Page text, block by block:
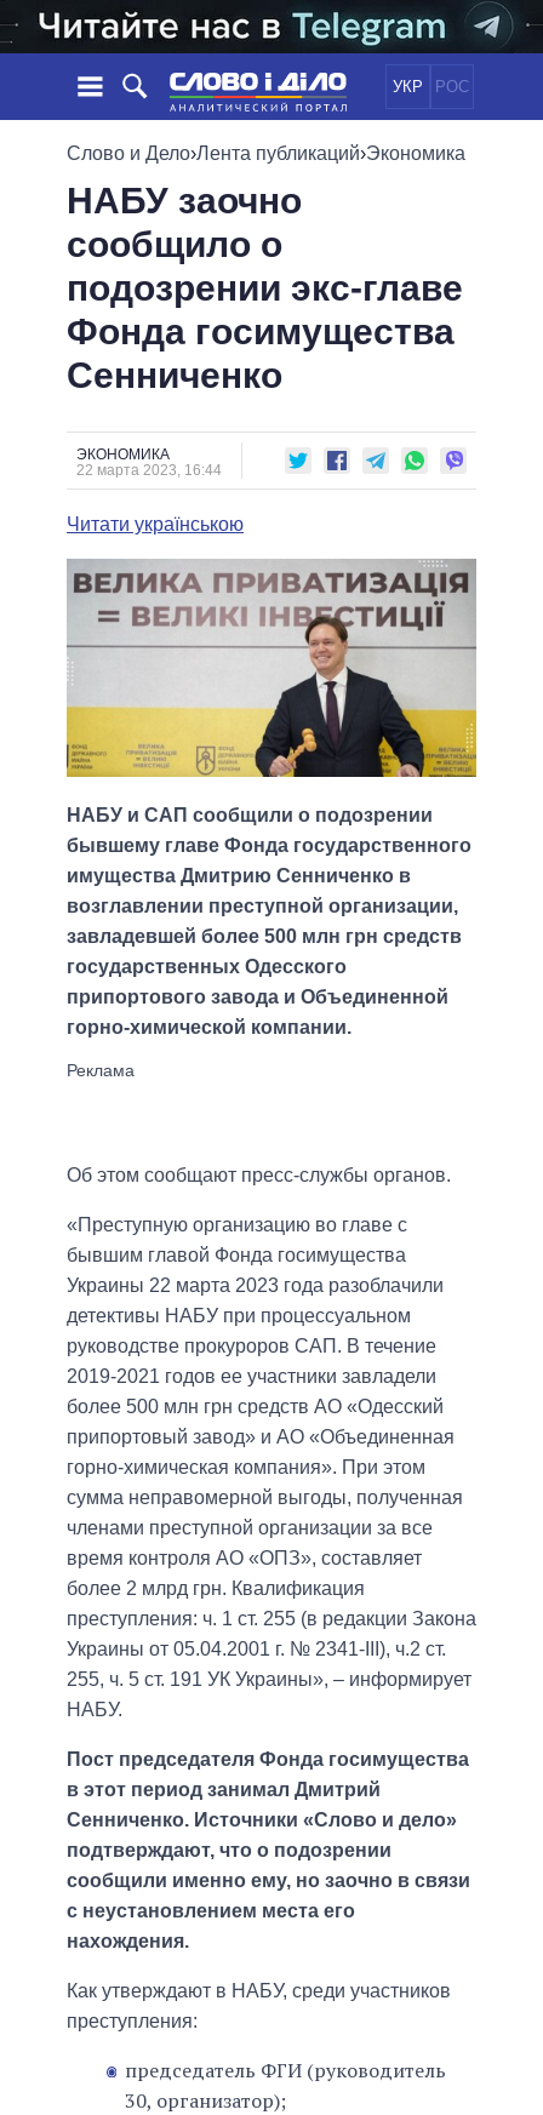
УКР РОС
НОВОСТИ
ЛЕНТА
СОБЫТИЯ
СТАТЬИ
МНЕНИЯ
ОБЗОРЫ
ДАЙДЖЕСТЫ
ПОЛИТИКА
ОБЩЕСТВО
ОБЕЩАНИЯ
ПОЛИТИКИ
ВСЕ ПОЛИТИКИ
ПРЕЗИДЕНТ И ОФИС
ВЕРХОВНАЯ РАДА
ГЛАВЫ ОБЛАДМИНИСТРАЦИЙ
МЭРЫ
ВСЕ ПЕРСОНЫ
ВИДЕО
СРАВНЕНИЕ ПОЛИТИКОВ
Слово и Дело›Лента публикаций›Экономика
НАБУ заочно
сообщило о
подозрении экс-главе
Фонда госимущества
Сенниченко
ЭКОНОМИКА
22 марта 2023, 16:44
Читати українською
НАБУ и САП сообщили о подозрении
бывшему главе Фонда государственного
имущества Дмитрию Сенниченко в
возглавлении преступной организации,
завладевшей более 500 млн грн средств
государственных Одесского
припортового завода и Объединенной
горно-химической компании.
Об этом сообщают пресс-службы органов.
«Преступную организацию во главе с
бывшим главой Фонда госимущества
Украины 22 марта 2023 года разоблачили
детективы НАБУ при процессуальном
руководстве прокуроров САП. В течение
2019-2021 годов ее участники завладели
более 500 млн грн средств АО «Одесский
припортовый завод» и АО «Объединенная
горно-химическая компания». При этом
сумма неправомерной выгоды, полученная
членами преступной организации за все
время контроля АО «ОПЗ», составляет
более 2 млрд грн. Квалификация
преступления: ч. 1 ст. 255 (в редакции Закона
Украины от 05.04.2001 г. № 2341-III), ч.2 ст.
255, ч. 5 ст. 191 УК Украины», – информирует
НАБУ.
Пост председателя Фонда госимущества
в этот период занимал Дмитрий
Сенниченко. Источники «Слово и дело»
подтверждают, что о подозрении
сообщили именно ему, но заочно в связи
с неустановлением места его
нахождения.
Как утверждают в НАБУ, среди участников
преступления:
председатель ФГИ (руководитель
30, организатор);